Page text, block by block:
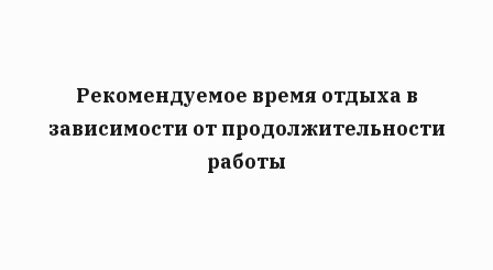
Рекомендуемое время отдыха в
зависимости от продолжительности
работы